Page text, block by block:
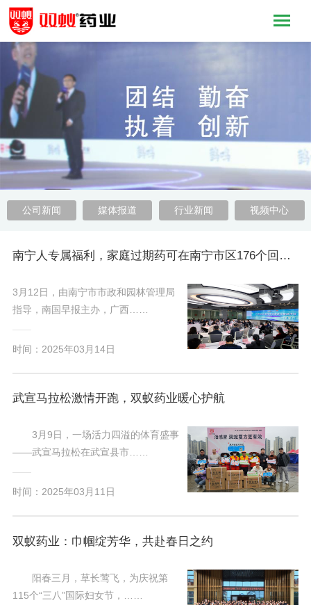
公司新闻 媒体报道 行业新闻 视频中心
南宁人专属福利，家庭过期药可在南宁市区176个回收点置换
3月12日，由南宁市市政和园林管理局
指导，南国早报主办，广西……
时间：2025年03月14日
武宣马拉松激情开跑，双蚁药业暖心护航
3月9日，一场活力四溢的体育盛事
——武宣马拉松在武宣县市……
时间：2025年03月11日
双蚁药业：巾帼绽芳华，共赴春日之约
阳春三月，草长莺飞，为庆祝第
115个“三八”国际妇女节，……